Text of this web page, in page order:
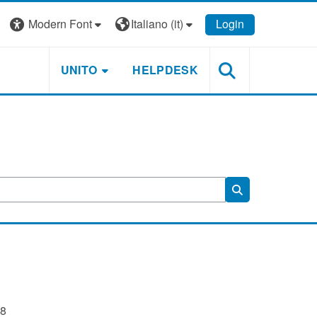
Modern Font
Italiano ‎(it)‎ Login
UNITO HELPDESK
Cerca corsi